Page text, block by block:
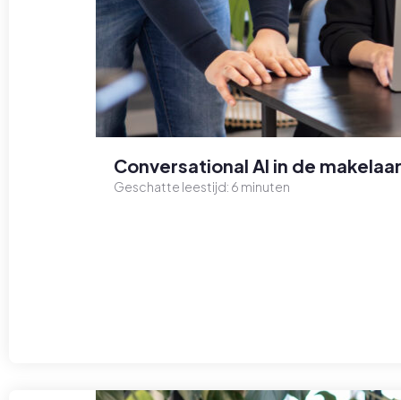
Conversational AI in de
Geschatte leestijd: 6 minuten